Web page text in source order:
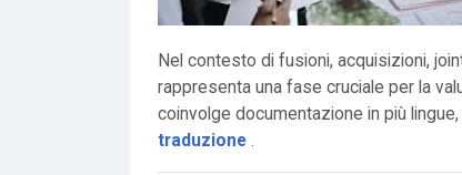
Nel contesto di fusioni, acquisizioni,
rappresenta una fase cruciale per la
coinvolge documentazione in più
traduzione .